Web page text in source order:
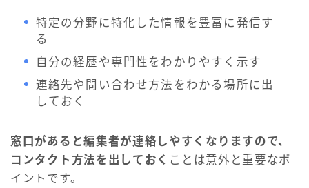
特定の分野に特化した情報を豊富に発信す
る
自分の経歴や専門性をわかりやすく示す
連絡先や問い合わせ方法をわかる場所に出
しておく
窓口があると編集者が連絡しやすくなりますので、
コンタクト方法を出しておく ことは意外と重要なポ
イントです。